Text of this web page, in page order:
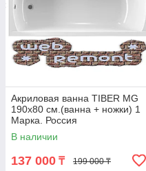
Акриловая ванна TIBER MG
190х80 см.(ванна + ножки) 1
Марка. Россия
В наличии
137 000 ₸ 199 000 ₸